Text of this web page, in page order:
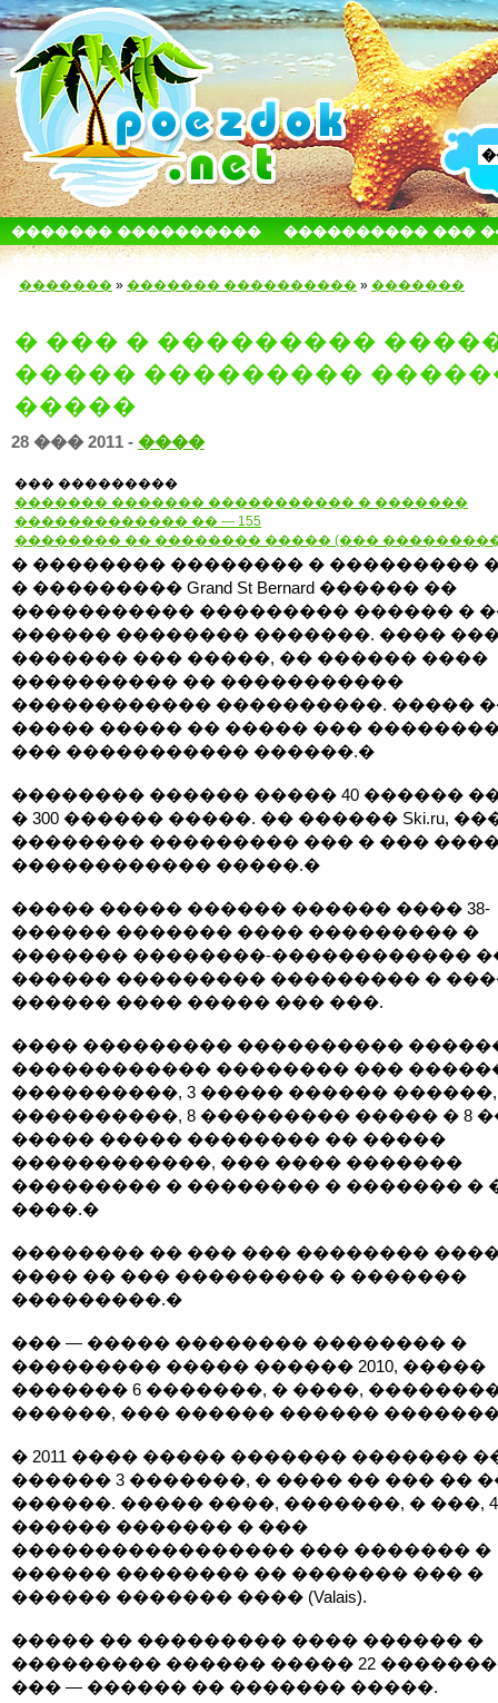
������� ����������
���������� ���
������������� ������
����� � ����
������� » ������� ���������� » �������
� ��� � ���������
����� ���������
�����
28 ��� 2011 - ����
��� ���������
������� ������� ����������� � �������
������������� �� — 155
�������� �� �������� ����� (���
� �������� �������� � ���������
� ��������� Grand St Bernard ������ ��
����������� ��������� ������ �
������ �������� �������. ����
������� ��� �����, �� ������ ����
���������� �� �����������
������������ ����������. �����
����� ����� �� ����� ���
��� ����������� ������.�
�������� ������ ����� 40 ������
� 300 ������ �����. �� ������ Ski.ru,
�������� ��������� ��� � ���
������������ �����.�
����� ����� ������ ������ ���� 38-
������ ������� ���� ��������� �
������� ��������-������������
������ ��������� ��������� �
������ ���� ����� ��� ���.
���� ��������� ����������
������������ �������� ���
����������, 3 ����� ������ ������,
����������, 8 ��������� ����� � 8
����� ����� �������� �� �����
������������, ��� ���� �������
��������� � �������� � ������� �
����.�
�������� �� ��� ��� ��������
���� �� ��� ��������� � �������
���������.�
��� — ����� �������� �������� �
��������� ����� ������ 2010, �����
������� 6 �������, � ����,
������, ��� ������ ������
� 2011 ���� ����� ������� �������
������ 3 �������, � ���� �� ��� ��
������. ����� ����, �������, � ���,
������ ������� � ���
����������������� ��� ������� �
������ �������� �� ������� ��� �
������ ������� ���� (Valais).
����� �� ��������� ���� ������ �
��������� ������ ����� 22 �������,
��� — ������ �� ������� �����.